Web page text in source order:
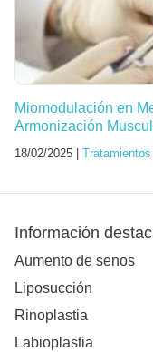
Miomodulación en
Armonización
18/02/2025 |
Información
Aumento de senos
Liposucción
Rinoplastia
Labioplastia